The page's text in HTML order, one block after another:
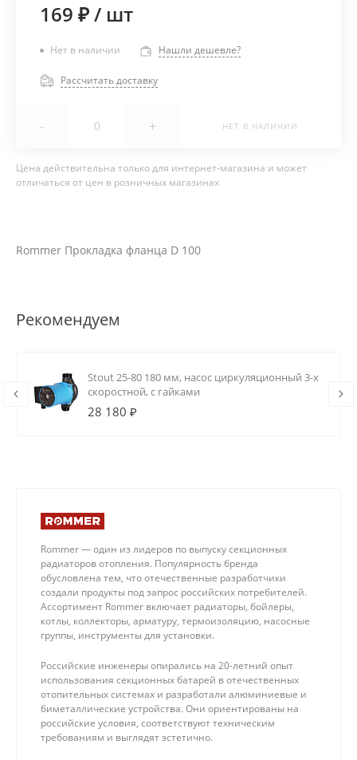
169 ₽/ шт
Нет в наличии Нашли дешевле?
Рассчитать доставку
- + НЕТ В НАЛИЧИИ
Цена действительна только для интернет-магазина и может
отличаться от цен в розничных магазинах
Rommer Прокладка фланца D 100
Рекомендуем
Stout 25-80 180 мм, насос циркуляционный 3-х
скоростной, с гайками
28 180 ₽
Rommer — один из лидеров по выпуску секционных
радиаторов отопления. Популярность бренда
обусловлена тем, что отечественные разработчики
создали продукты под запрос российских потребителей.
Ассортимент Rommer включает радиаторы, бойлеры,
котлы, коллекторы, арматуру, термоизоляцию, насосные
группы, инструменты для установки.
Российские инженеры опирались на 20-летний опыт
использования секционных батарей в отечественных
отопительных системах и разработали алюминиевые и
биметаллические устройства. Они ориентированы на
российские условия, соответствуют техническим
требованиям и выглядят эстетично.